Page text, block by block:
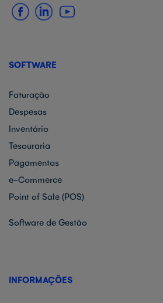
SOFTWARE
Faturação
Despesas
Inventário
Tesouraria
Pagamentos
e-Commerce
Point of Sale (POS)
Software de Gestão
INFORMAÇÕES